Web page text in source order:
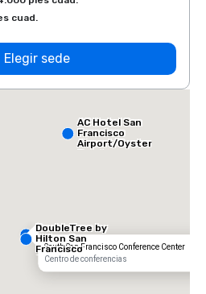
cuad.
Elegir sede
South San Francisco Conference Center
Centro de conferencias
DoubleTree by
Hilton San
Francisco
South Airport
Blvd
AC Hotel San
Francisco
Airport/Oyster
Point